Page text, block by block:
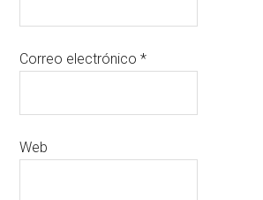
Correo electrónico*
Web